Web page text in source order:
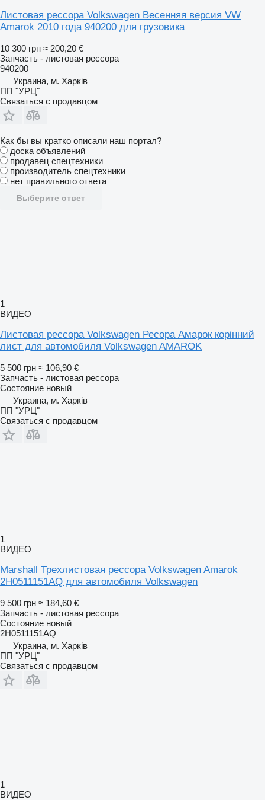
Листовая рессора Volkswagen Весенняя версия VW
Amarok 2010 года 940200 для грузовика
10 300 грн ≈ 200,20 €
Запчасть - листовая рессора
940200
Украина, м. Харків
ПП "УРЦ"
Связаться с продавцом
Как бы вы кратко описали наш портал?
доска объявлений
продавец спецтехники
производитель спецтехники
нет правильного ответа
Выберите ответ
1
ВИДЕО
Листовая рессора Volkswagen Ресора Амарок корінний
лист для автомобиля Volkswagen AMAROK
5 500 грн ≈ 106,90 €
Запчасть - листовая рессора
Состояние новый
Украина, м. Харків
ПП "УРЦ"
Связаться с продавцом
1
ВИДЕО
Marshall Трехлистовая рессора Volkswagen Amarok
2H0511151AQ для автомобиля Volkswagen
9 500 грн ≈ 184,60 €
Запчасть - листовая рессора
Состояние новый
2H0511151AQ
Украина, м. Харків
ПП "УРЦ"
Связаться с продавцом
1
ВИДЕО